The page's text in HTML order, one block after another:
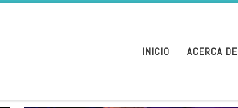
INICIO ACERCA DE